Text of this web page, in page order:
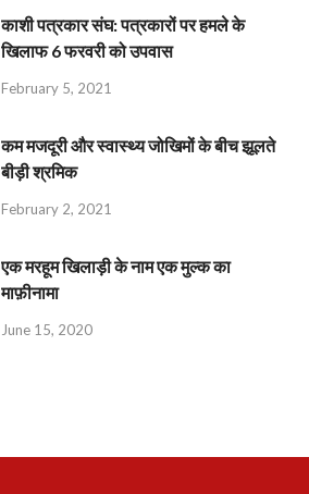
काशी पत्रकार संघ: पत्रकारों पर हमले के
खिलाफ 6 फरवरी को उपवास
February 5, 2021
कम मजदूरी और स्वास्थ्य जोखिमों के बीच झूलते
बीड़ी श्रमिक
February 2, 2021
एक मरहूम खिलाड़ी के नाम एक मुल्क का
माफ़ीनामा
June 15, 2020